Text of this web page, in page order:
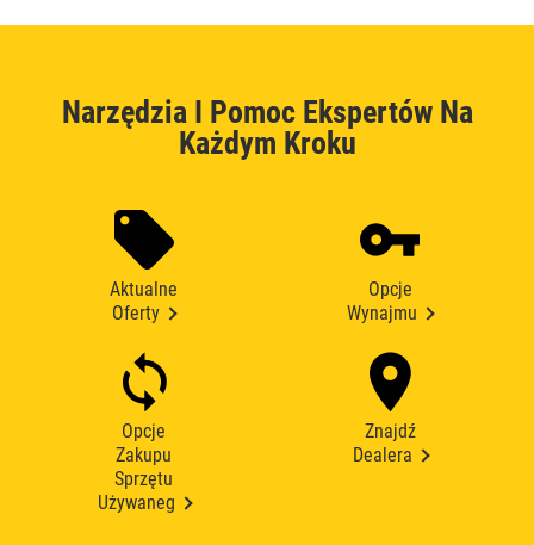
Narzędzia I Pomoc Ekspertów Na
Każdym Kroku
Aktualne
Oferty
Opcje
Wynajmu
Opcje
Zakupu
Sprzętu
Używaneg
Znajdź
Dealera